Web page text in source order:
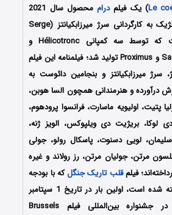
Le) یک فیلمدرام
محصول سال 2021
کشورهای فرانسه و بلژیک به کارگردانی سرژ میرزابکیانتز (Serge
Mirzabekiantz) است که توسط سه کمپانی‌ Hélicotronc و
Sacrebleu Productions و Proximus تولید شد؛ فیلمنامه این فیلم
سرژ میرزابکیانتز و بنجامین دائوست به
درآورده و هنرمندانی همچون السا هوبن،
پتیت، اولیویه ماسارت، فرانسوا پرودهوم،
لوکا، بریژیت دی ویلپوکس، الویز ژنه،
لویی دسنوت، پاسکال رولو، جولی
مرتن، جولیان مرتن، رز رولاند و غیره
فیلمقلب تاریک جنگلکه با بودجه
1.2 میلیون یورو ساخته شده است، اولین بار در تاریخ 1 سپتامبر
سال 2021 میلادی در جشنواره بین‌المللی فیلم Brussels